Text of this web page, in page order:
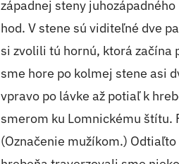
západnej steny
hod. V stene sú viditeľné dve
si zvolili tú hornú, ktorá začína
sme hore po kolmej stene asi
vpravo po lávke až potiaľ k
smerom ku Lomnickému štítu.
(Označenie mužíkom.)